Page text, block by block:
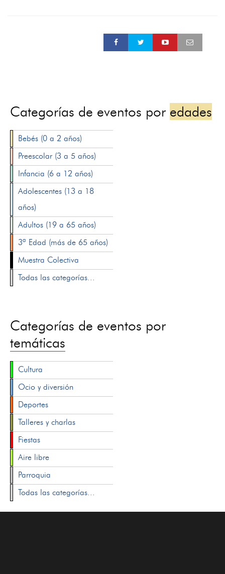
Categorías de eventos por edades
Bebés (0 a 2 años)
Preescolar (3 a 5 años)
Infancia (6 a 12 años)
Adolescentes (13 a 18
años)
Adultos (19 a 65 años)
3ª Edad (más de 65 años)
Muestra Colectiva
Todas las categorías...
Categorías de eventos por
temáticas
Cultura
Ocio y diversión
Deportes
Talleres y charlas
Fiestas
Aire libre
Parroquia
Todas las categorías...